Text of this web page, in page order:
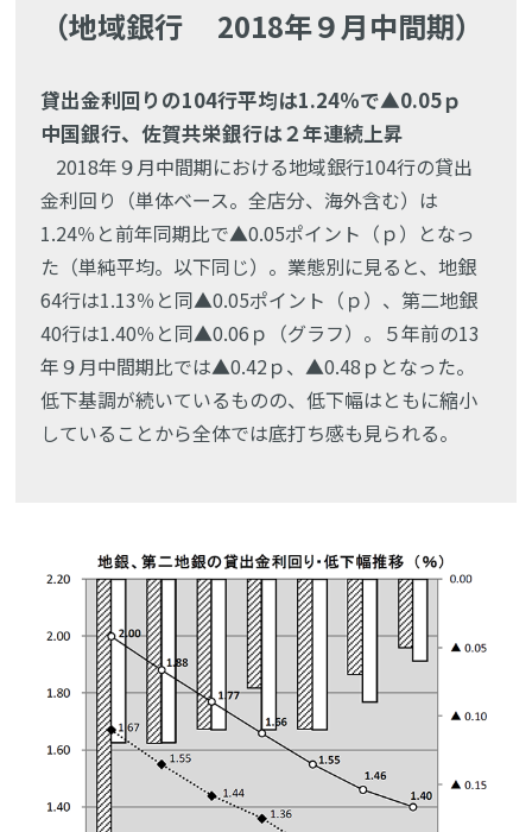
（地域銀行 2018年９月中間期）
貸出金利回りの104行平均は1.24％で▲0.05ｐ
中国銀行、佐賀共栄銀行は２年連続上昇
2018年９月中間期における地域銀行104行の貸出
金利回り（単体ベース。全店分、海外含む）は
1.24％と前年同期比で▲0.05ポイント（ｐ）となっ
た（単純平均。以下同じ）。業態別に見ると、地銀
64行は1.13％と同▲0.05ポイント（ｐ）、第二地銀
40行は1.40％と同▲0.06ｐ（グラフ）。５年前の13
年９月中間期比では▲0.42ｐ、▲0.48ｐとなった。
低下基調が続いているものの、低下幅はともに縮小
していることから全体では底打ち感も見られる。